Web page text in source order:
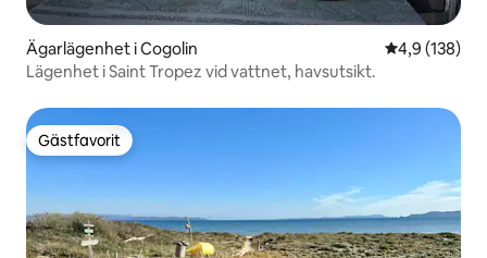
Ägarlägenhet i Cogolin 4,9 av 5 i
4,9 (138)
Lägenhet i Saint Tropez vid vattnet, havsutsikt.
Gästfavorit
Gästfavorit